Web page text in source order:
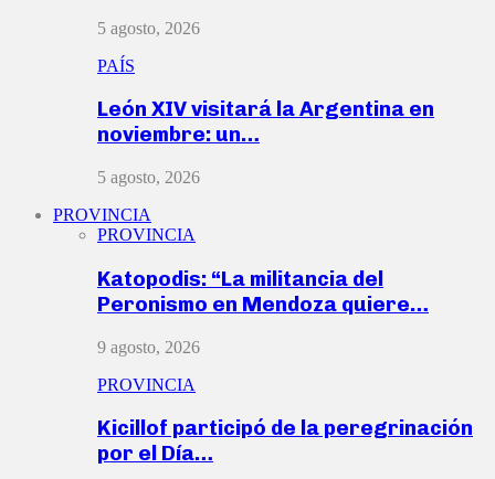
5 agosto, 2026
PAÍS
León XIV visitará la Argentina en
noviembre: un…
5 agosto, 2026
PROVINCIA
PROVINCIA
Katopodis: “La militancia del
Peronismo en Mendoza quiere…
9 agosto, 2026
PROVINCIA
Kicillof participó de la peregrinación
por el Día…